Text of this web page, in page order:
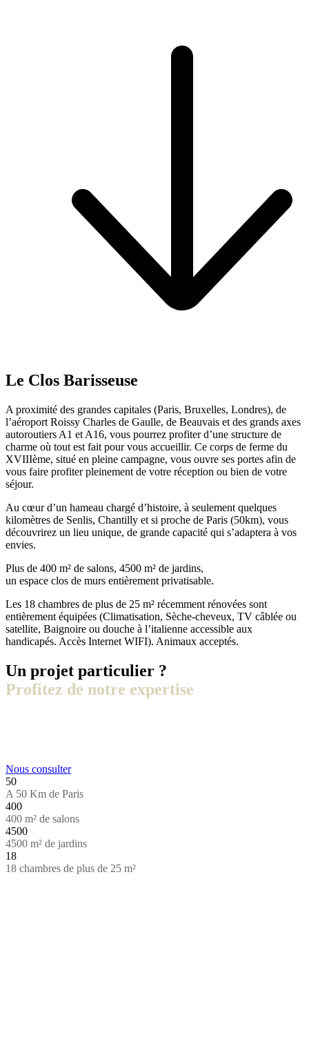
Le Clos Barisseuse
A proximité des grandes capitales (Paris, Bruxelles, Londres), de
l’aéroport Roissy Charles de Gaulle, de Beauvais et des grands axes
autoroutiers A1 et A16, vous pourrez profiter d’une structure de
charme où tout est fait pour vous accueillir. Ce corps de ferme du
XVIIIème, situé en pleine campagne, vous ouvre ses portes afin de
vous faire profiter pleinement de votre réception ou bien de votre
séjour.
Au cœur d’un hameau chargé d’histoire, à seulement quelques
kilomètres de Senlis, Chantilly et si proche de Paris (50km), vous
découvrirez un lieu unique, de grande capacité qui s’adaptera à vos
envies.
Plus de 400 m² de salons, 4500 m² de jardins,
un espace clos de murs entièrement privatisable.
Les 18 chambres de plus de 25 m² récemment rénovées sont
entièrement équipées (Climatisation, Sèche-cheveux, TV câblée ou
satellite, Baignoire ou douche à l’italienne accessible aux
handicapés. Accès Internet WIFI). Animaux acceptés.
Un projet particulier ?
Profitez de notre expertise
Nous consulter
50
A 50 Km de Paris
400
400 m² de salons
4500
4500 m² de jardins
18
18 chambres de plus de 25 m²